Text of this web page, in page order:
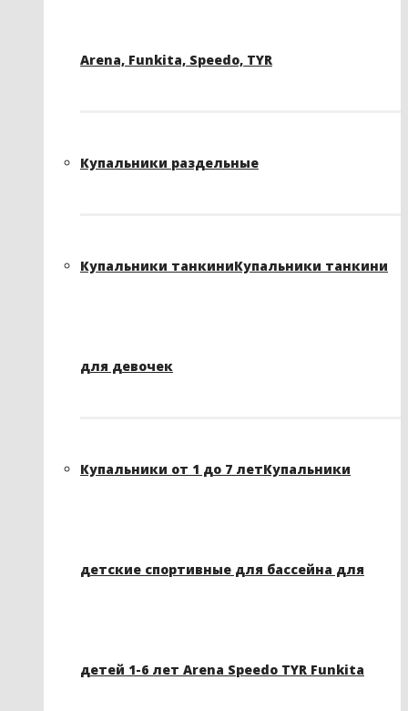
Arena, Funkita, Speedo, TYR
Купальники раздельные
Купальники танкиниКупальники танкини
для девочек
Купальники от 1 до 7 летКупальники
детские спортивные для бассейна для
детей 1-6 лет Arena Speedo TYR Funkita